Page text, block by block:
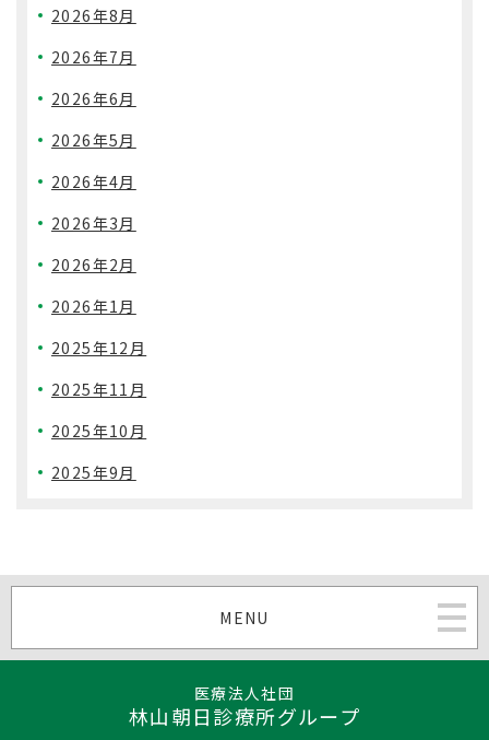
2026年8月
2026年7月
2026年6月
2026年5月
2026年4月
2026年3月
2026年2月
2026年1月
2025年12月
2025年11月
2025年10月
2025年9月
MENU
医療法人社団
林山朝日診療所グループ